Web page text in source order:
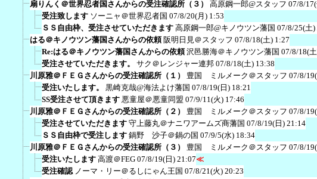
扇りんく＠世界忍者国さんからの受注確認所（３）
高原鋼一郎@スタッフ 07/8/
受注致します ソーニャ＠世界忍者国 07/8/20(月) 1:53
ＳＳ自由枠、受注させていただきます 高原鋼一郎@キノウツン藩国 07/8/25(土)
はる＠キノウツン藩国さんからの依頼 阪明日見＠スタッフ 07/8/18(土) 1:27
Re:はる＠キノウツン藩国さんからの依頼 沢邑勝海＠キノウツン藩国 07/8/18(
受注させていただきます。
サク＠レンジャー連邦 07/8/18(土) 13:38
川原雅＠ＦＥＧさんからの受注確認所（１）
豊国 ミルメーク＠スタッフ 07/8/
受注いたします。
黒崎克哉@海法よけ藩国 07/8/19(日) 18:21
SS受注させて頂きます 悪童屋＠悪童同盟 07/9/11(火) 17:46
川原雅＠ＦＥＧさんからの受注確認所（２）
豊国 ミルメーク＠スタッフ 07/8/
受注させていただきます 守上藤丸＠ナニワアームズ商藩国 07/8/19(日) 21:14
ＳＳ自由枠で受注します 鍋野 沙子＠鍋の国 07/9/5(水) 18:34
川原雅＠ＦＥＧさんからの受注確認所（３）
豊国 ミルメーク＠スタッフ 07/8/
受注いたします 高渡＠FEG 07/8/19(日) 21:07≪
受注確認 ノーマ・リー＠るしにゃん王国 07/8/21(火) 20:23